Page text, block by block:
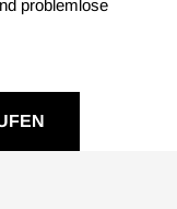
problemlose